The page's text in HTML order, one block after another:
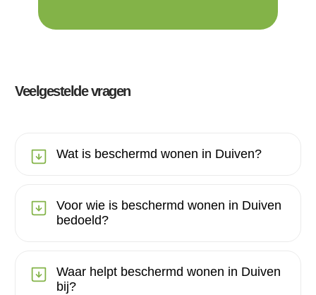
Veelgestelde vragen
Wat is beschermd wonen in Duiven?
Voor wie is beschermd wonen in Duiven
bedoeld?
Waar helpt beschermd wonen in Duiven
bij?